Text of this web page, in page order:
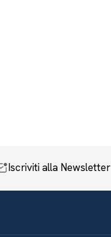
Iscriviti alla Newsletter